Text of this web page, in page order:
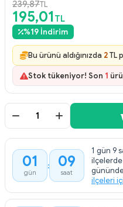
239,87TL
195,01TL
%19 İndirim
Bu ürünü aldığınızda 2TL
Stok tükeniyor! Son 1
01
gün
: 09
saat
1 gün 9
ilçelerde
ilçeleri